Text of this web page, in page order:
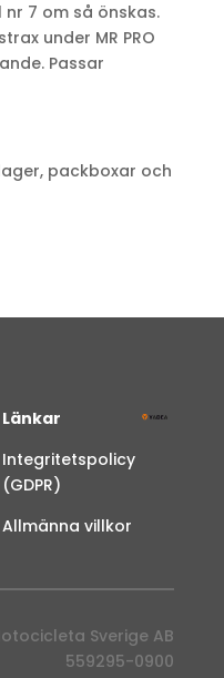
7 om så önskas.
under MR PRO
Passar
packboxar och
Länkar
Integritetspolicy
(GDPR)
Allmänna villkor
Sverige AB
559295-0900